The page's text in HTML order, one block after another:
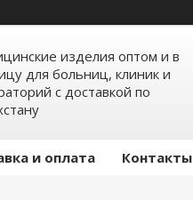
изделия оптом и в
для больниц, клиник и
с доставкой по
и оплата Контакты